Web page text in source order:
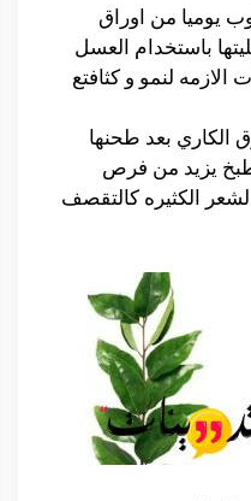
يوميا من اوراق
باستخدام العسل
الازمه لنمو و كثافتع
بعد طحنها
يزيد من فرص
الكثيره كالتقصف